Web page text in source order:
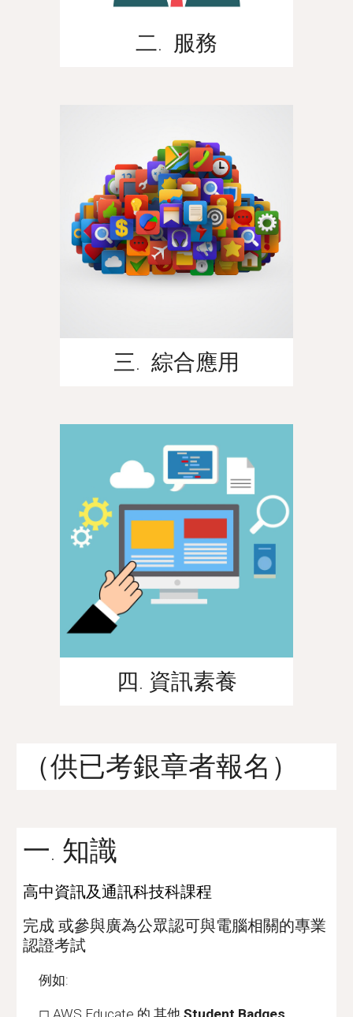
二. 服務
三. 綜合應用
四. 資訊素養
（供已考銀章者報名）
一. 知識
高中資訊及通訊科技科課程
完成 或參與廣為公眾認可與電腦相關的專業
認證考試
例如:
◻ AWS Educate 的 其他Student Badges